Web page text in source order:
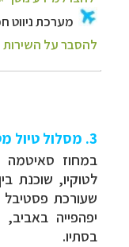
3. מסלול טיול מטוקיו לצ'יצ'יבו
שעורכת
יפהפייה
בסתיו.